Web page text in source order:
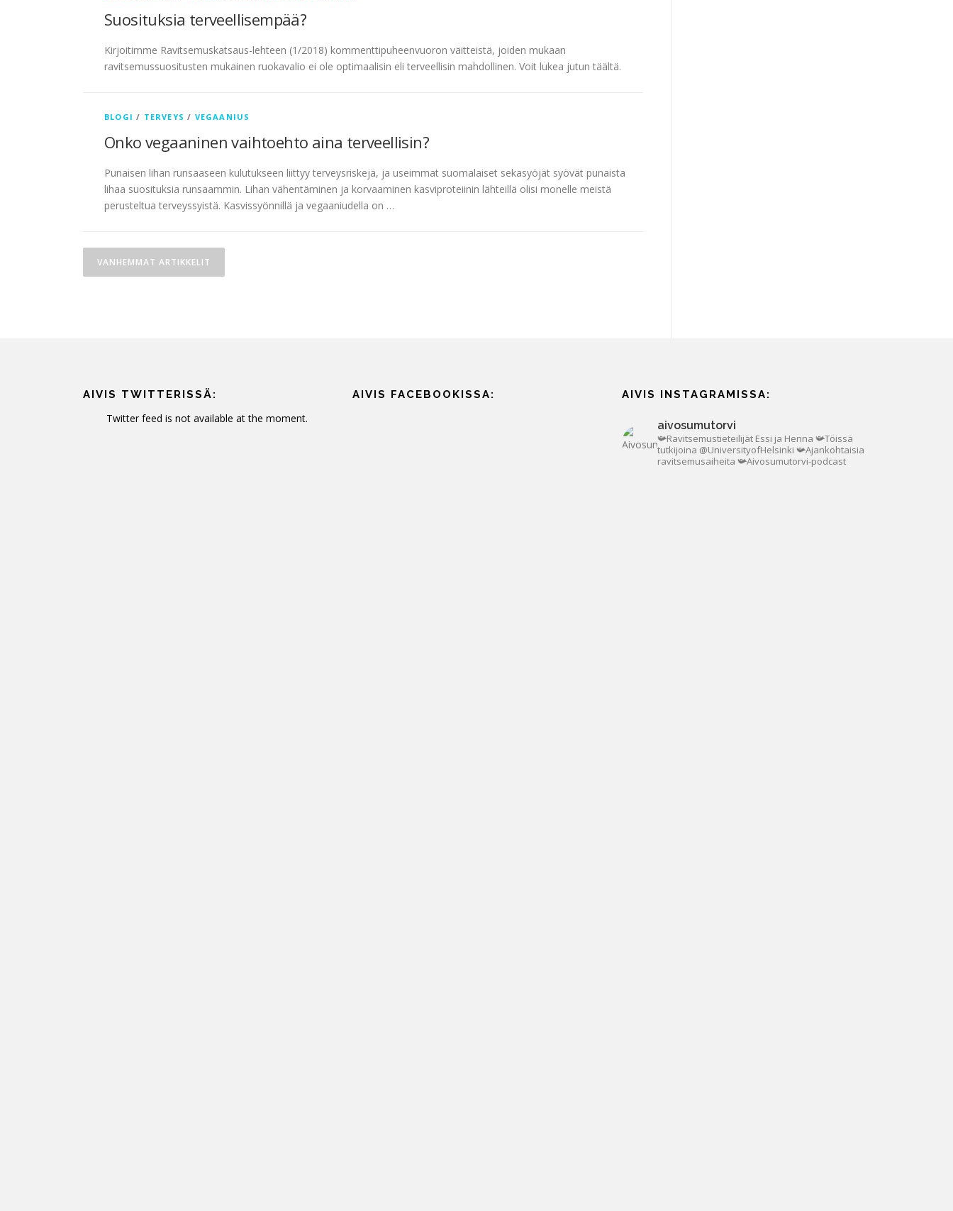
Suosituksia terveellisempää?
Kirjoitimme Ravitsemuskatsaus-lehteen (1/2018) kommenttipuheenvuoron väitteistä, joiden mukaan
ravitsemussuositusten mukainen ruokavalio ei ole optimaalisin eli terveellisin mahdollinen. Voit lukea jutun täältä.
BLOGI / TERVEYS / VEGAANIUS
Onko vegaaninen vaihtoehto aina terveellisin?
Punaisen lihan runsaaseen kulutukseen liittyy terveysriskejä, ja useimmat suomalaiset sekasyöjät syövät punaista
lihaa suosituksia runsaammin. Lihan vähentäminen ja korvaaminen kasviproteiinin lähteillä olisi monelle meistä
perusteltua terveyssyistä. Kasvissyönnillä ja vegaaniudella on …
A
r
e
VANHEMMAT ARTIKKELIT
AIVIS TWITTERISSÄ:
Twitter feed is not available at the moment.
AIVIS FACEBOOKISSA: AIVIS INSTAGRAMISSA:
aivosumutorvi
📯Ravitsemustieteilijät Essi ja Henna 📯Töissä
tutkijoina @UniversityofHelsinki 📯Ajankohtaisia
ravitsemusaiheita 📯Aivosumutorvi-podcast